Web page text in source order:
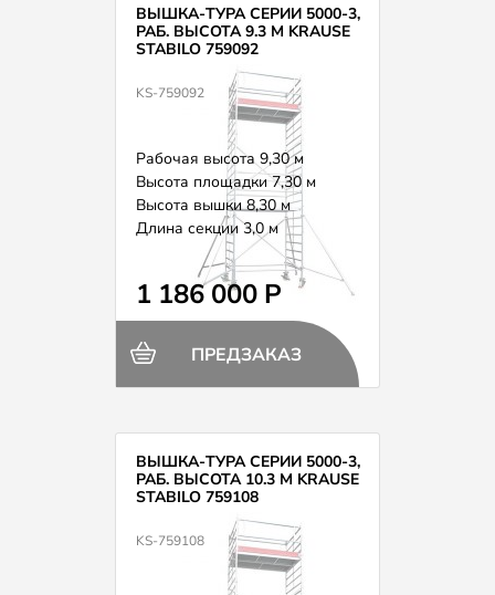
ВЫШКА-ТУРА СЕРИИ 5000-3,
РАБ. ВЫСОТА 9.3 М KRAUSE
STABILO 759092
KS-759092
Рабочая высота 9,30 м
Высота площадки 7,30 м
Высота вышки 8,30 м
Длина секции 3,0 м
Вес 322,0 кг
1 186 000 Р
ПРЕДЗАКАЗ
ВЫШКА-ТУРА СЕРИИ 5000-3,
РАБ. ВЫСОТА 10.3 М KRAUSE
STABILO 759108
KS-759108